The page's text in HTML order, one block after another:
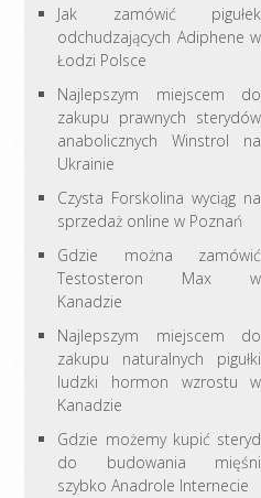
Jak zamówić pigułek
odchudzających Adiphene w
Łodzi Polsce
Najlepszym miejscem do
zakupu prawnych sterydów
anabolicznych Winstrol na
Ukrainie
Czysta Forskolina wyciąg na
sprzedaż online w Poznań
Gdzie można zamówić
Testosteron Max w
Kanadzie
Najlepszym miejscem do
zakupu naturalnych pigułki
ludzki hormon wzrostu w
Kanadzie
Gdzie możemy kupić steryd
do budowania mięśni
szybko Anadrole Internecie